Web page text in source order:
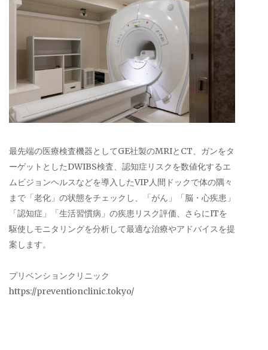
最先端の医療検査機器としてGE社製のMRIとCT、ガンをタ
ーゲットとしたDWIBS検査、認知症リスクを数値化するエ
ムビジョンヘルスなどを導入したVIP人間ドックで体の隅々
まで「老化」の状態をチェックし、「がん」「脳・心疾患」
「認知症」「生活習慣病」の疾患リスク評価、さらにITを
駆使しモニタリングを分析して最適な治療やアドバイスを提
案します。
プリベンションクリニック
https://preventionclinic.tokyo/